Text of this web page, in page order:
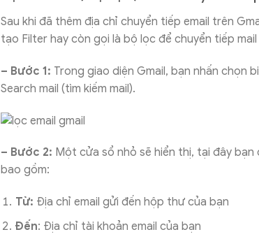
Sau khi đã thêm địa chỉ chuyển tiếp email trên
tạo Filter hay còn gọi là bộ lọc để chuyển tiếp
– Bước 1: Trong giao diện Gmail, bạn nhấn chọn
Search mail (tìm kiếm mail).
– Bước 2: Một cửa sổ nhỏ sẽ hiển thị, tại đây
bao gồm:
Từ: Địa chỉ email gửi đến hộp thư của bạn
Đến: Địa chỉ tài khoản email của bạn